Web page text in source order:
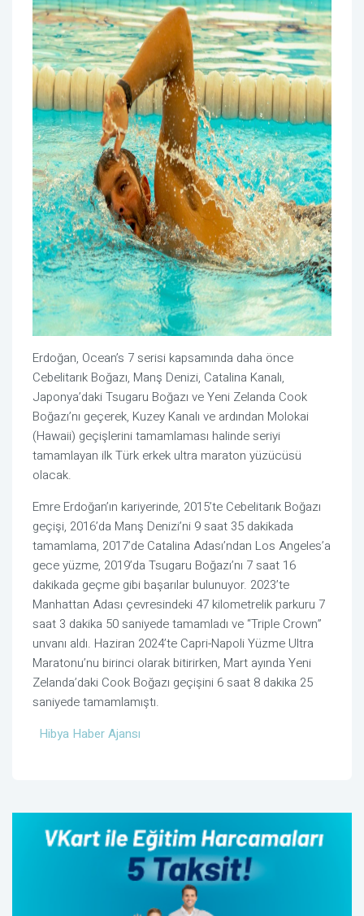
Erdoğan, Ocean’s 7 serisi kapsamında daha önce
Cebelitarık Boğazı, Manş Denizi, Catalina Kanalı,
Japonya’daki Tsugaru Boğazı ve Yeni Zelanda Cook
Boğazı’nı geçerek, Kuzey Kanalı ve ardından Molokai
(Hawaii) geçişlerini tamamlaması halinde seriyi
tamamlayan ilk Türk erkek ultra maraton yüzücüsü
olacak.
Emre Erdoğan’ın kariyerinde, 2015’te Cebelitarık Boğazı
geçişi, 2016’da Manş Denizi’ni 9 saat 35 dakikada
tamamlama, 2017’de Catalina Adası’ndan Los Angeles’a
gece yüzme, 2019’da Tsugaru Boğazı’nı 7 saat 16
dakikada geçme gibi başarılar bulunuyor. 2023’te
Manhattan Adası çevresindeki 47 kilometrelik parkuru 7
saat 3 dakika 50 saniyede tamamladı ve “Triple Crown”
unvanı aldı. Haziran 2024’te Capri-Napoli Yüzme Ultra
Maratonu’nu birinci olarak bitirirken, Mart ayında Yeni
Zelanda’daki Cook Boğazı geçişini 6 saat 8 dakika 25
saniyede tamamlamıştı.
Hibya Haber Ajansı